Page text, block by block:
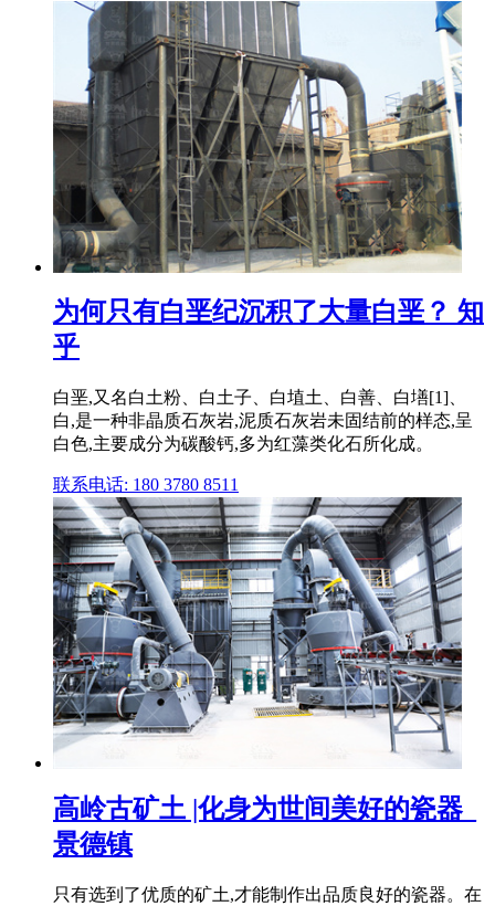
为何只有白垩纪沉积了大量白垩？ 知
乎
白垩,又名白土粉、白土子、白埴土、白善、白墡[1]、
白,是一种非晶质石灰岩,泥质石灰岩未固结前的样态,呈
白色,主要成分为碳酸钙,多为红藻类化石所化成。
联系电话: 180 3780 8511
高岭古矿土 |化身为世间美好的瓷器_
景德镇
只有选到了优质的矿土,才能制作出品质良好的瓷器。在